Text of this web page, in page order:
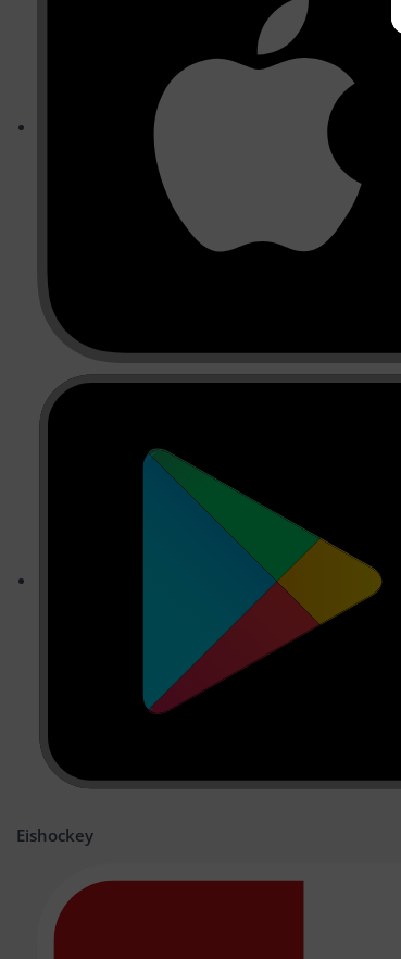
Eishockey